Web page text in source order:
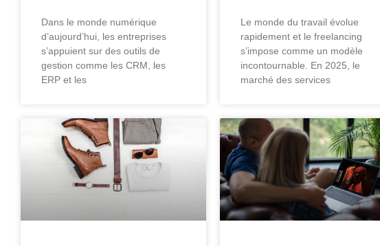
Dans le monde numérique
d’aujourd’hui, les entreprises
s’appuient sur des outils de
gestion comme les CRM, les
ERP et les
Le monde du travail évolue
rapidement et le freelancing
s’impose comme un modèle
incontournable. En 2025, le
marché des services